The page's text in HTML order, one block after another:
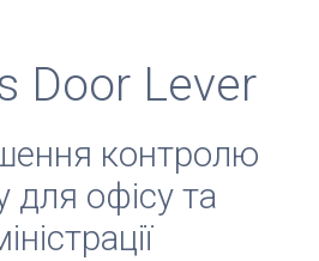
Door Lever
контролю
для офісу та